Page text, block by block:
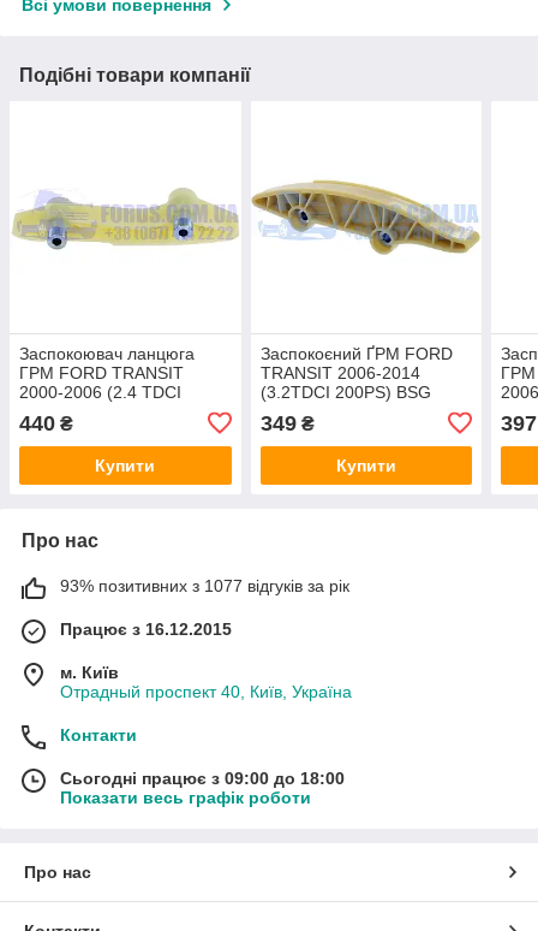
Всі умови повернення
Подібні товари компанії
Заспокоювач ланцюга
ГРМ FORD TRANSIT
2000-2006 (2.4 TDCI
440 ₴
Купити
Заспокоєний ҐРМ FORD
TRANSIT 2006-2014
(3.2TDCI 200PS) BSG
349₴
Купити
ГРМ
397
Про нас
93% позитивних з 1077 відгуків за рік
Працює з 16.12.2015
м. Київ
Отрадный проспект 40, Київ, Україна
Контакти
Сьогодні працює з 09:00 до 18:00
Показати весь графік роботи
Про нас